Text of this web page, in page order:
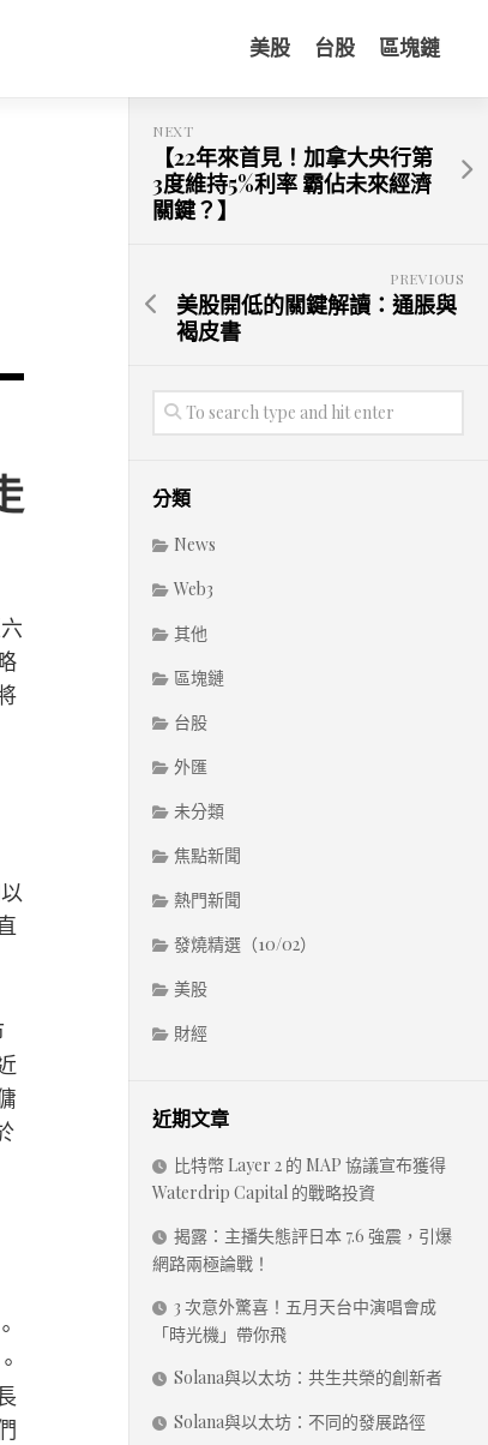
美股 台股 區塊鏈
NEXT
【22年來首見！加拿大央行第
3度維持5%利率 霸佔未來經濟
關鍵？】
PREVIOUS
美股開低的關鍵解讀：通脹與
褐皮書
分類
News
Web3
其他
區塊鏈
台股
外匯
未分類
焦點新聞
熱門新聞
發燒精選（10/02）
美股
財經
近期文章
比特幣 Layer 2 的 MAP 協議宣布獲得
Waterdrip Capital 的戰略投資
揭露：主播失態評日本 7.6 強震，引爆
網路兩極論戰！
3 次意外驚喜！五月天台中演唱會成
「時光機」帶你飛
Solana與以太坊：共生共榮的創新者
Solana與以太坊：不同的發展路徑